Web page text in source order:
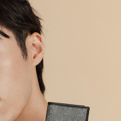
的期數、繳款截止日，確認付款後即完
請依後續交易確認頁面所載為準。
易或遇審核未通過，訂單將自動取
示未達大哥付你分期系統評分，恕無
你分期」於每月結算日後寄送繳費提
超商條碼／台灣大直營門市／銀行轉
路繳費。
才付款」的支付方式。 讓您購物簡單
、不需儲值。
，即可結帳。
付款。
付」後，將跳轉至「AFTEE先享後付」
後，即可完成結帳。
通知簡訊。
擊此簡訊中的連結，可透過四大超商／
款，方視為交易完成。
)免運費
)免運費